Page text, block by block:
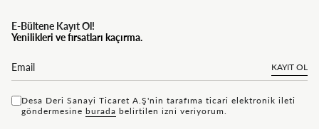
E-Bültene Kayıt Ol!
Yenilikleri ve fırsatları kaçırma.
KAYIT OL
Desa Deri Sanayi Ticaret A.Ş'nin tarafıma ticari elektronik ileti
göndermesine bu rada belirtilen izni veriyorum.